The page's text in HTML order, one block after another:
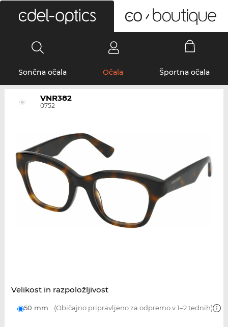
Sončna očala Očala Športna očala
VNR382
0752
Velikost in razpoložljivost
50 mm (Običajno pripravljeno za odpremo v 1–2 tednih)